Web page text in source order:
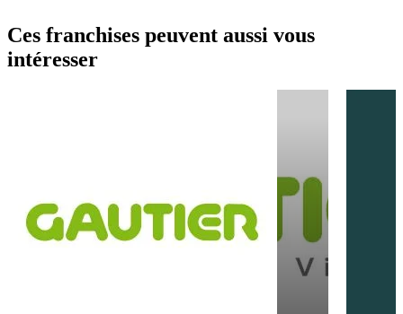
Ces franchises peuvent aussi vous
intéresser